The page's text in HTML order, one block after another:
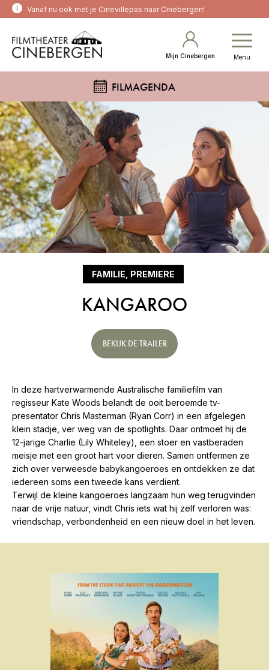
Vanaf nu ook met je Cinevillepas naar Cinebergen!
Mijn Cinebergen Menu
FILMAGENDA
FAMILIE, PREMIERE
KANGAROO
BEKIJK DE TRAILER
In deze hartverwarmende Australische familiefilm van
regisseur Kate Woods belandt de ooit beroemde tv-
presentator Chris Masterman (Ryan Corr) in een afgelegen
klein stadje, ver weg van de spotlights. Daar ontmoet hij de
12-jarige Charlie (Lily Whiteley), een stoer en vastberaden
meisje met een groot hart voor dieren. Samen ontfermen ze
zich over verweesde babykangoeroes en ontdekken ze dat
iedereen soms een tweede kans verdient.
Terwijl de kleine kangoeroes langzaam hun weg terugvinden
naar de vrije natuur, vindt Chris iets wat hij zelf verloren was:
vriendschap, verbondenheid en een nieuw doel in het leven.